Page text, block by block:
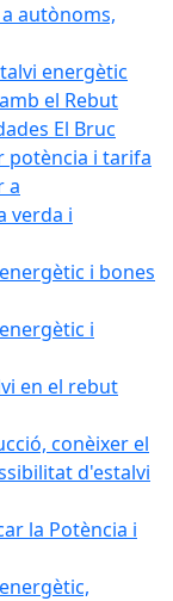
autònoms,
energètic
el Rebut
El Bruc
potència i tarifa
a
verda i
i bones
i
en el rebut
conèixer el
d'estalvi
la Potència i